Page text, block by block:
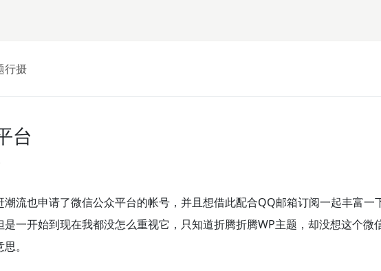
行摄
台
潮流也申请了微信公众平台的帐号，并且想借此配合QQ邮箱订阅一起丰富一
是一开始到现在我都没怎么重视它，只知道折腾折腾WP主题，却没想这个微
。